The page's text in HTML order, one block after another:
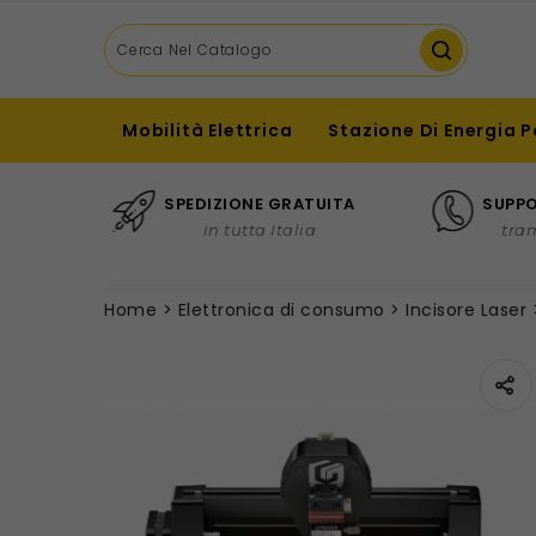
Mobilità Elettrica Stazione Di Energia
SPEDIZIONE GRATUITA
in tutta Italia
Home Elettronica di consumo Incisore Laser